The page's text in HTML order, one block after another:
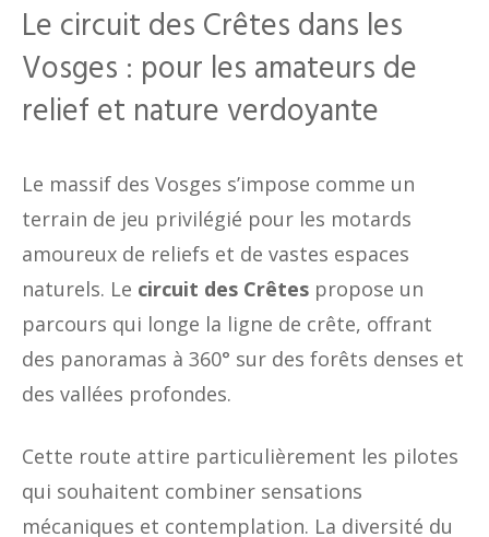
Le circuit des Crêtes dans les
Vosges : pour les amateurs de
relief et nature verdoyante
Le massif des Vosges s’impose comme un
terrain de jeu privilégié pour les motards
amoureux de reliefs et de vastes espaces
naturels. Le circuit des Crêtes propose un
parcours qui longe la ligne de crête, offrant
des panoramas à 360° sur des forêts denses et
des vallées profondes.
Cette route attire particulièrement les pilotes
qui souhaitent combiner sensations
mécaniques et contemplation. La diversité du